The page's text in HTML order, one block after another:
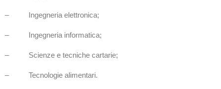
– Ingegneria elettronica;
– Ingegneria informatica;
– Scienze e tecniche cartarie;
– Tecnologie alimentari.